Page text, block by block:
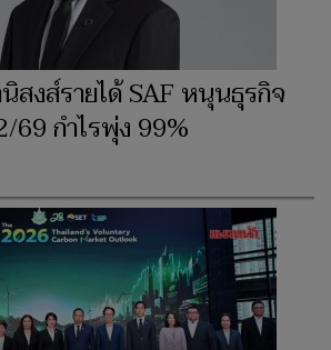
นิสงส์รายได้ SAF หนุนธุรกิจ
69 กำไรพุ่ง 99%